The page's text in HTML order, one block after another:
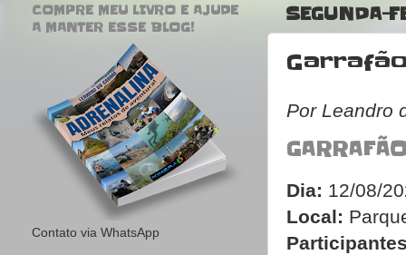
SEGUNDA-
Por Leandro
Dia: 12/08/
Local:
COMPRE MEU LIVRO E AJUDE
A MANTER ESSE BLOG!
Contato via WhatsApp